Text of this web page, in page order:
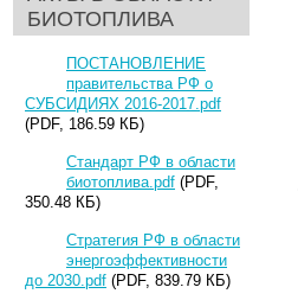
БИОТОПЛИВА
ПОСТАНОВЛЕНИЕ
правительства РФ о
СУБСИДИЯХ 2016-2017.pdf
(PDF, 186.59 КБ)
Стандарт РФ в области
биотоплива.pdf (PDF,
350.48 КБ)
Стратегия РФ в области
энергоэффективности
до 2030.pdf (PDF, 839.79 КБ)